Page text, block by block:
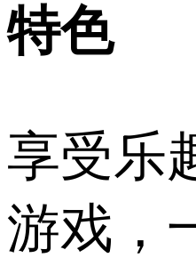
特色
享受乐
游戏，